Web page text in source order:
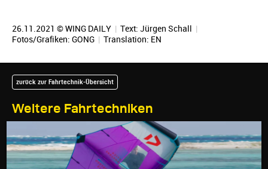
26.11.2021 © WING DAILY | Text: Jürgen Schall |
Fotos/Grafiken: GONG | Translation: EN
Weitere Fahrtechniken
zurück zur Fahrtechnik-Übersicht